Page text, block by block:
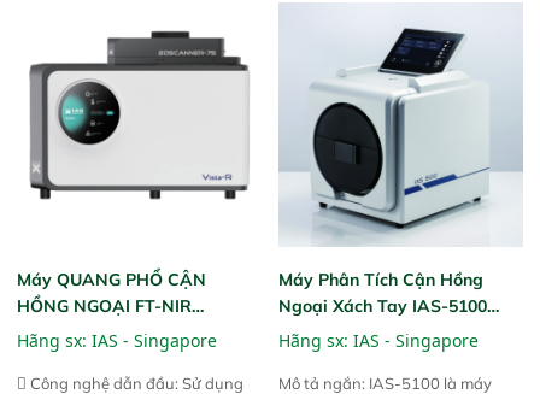
thức ăn chăn nuôi, nguyên liệu
thực phẩm, nông sản,..
gian thực và trực quan hóa dữ
liệu để tăng chỉ số ROI cho doanh
Máy QUANG PHỔ CẬN
HỒNG NGOẠI FT-NIR
Analyzer Vista-R
Hãng sx: IAS - Singapore
 Công nghệ dẫn đầu: Sử dụng
Máy Phân Tích Cận Hồng
Ngoại Xách Tay IAS-5100
(Portable NIR Analyzer)
Hãng sx: IAS - Singapore
Mô tả ngắn: IAS-5100 là máy